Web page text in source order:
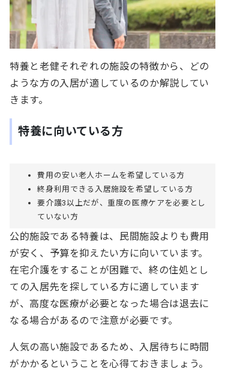
特養と老健それぞれの施設の特徴から、どの
ような方の入居が適しているのか解説してい
きます。
特養に向いている方
費用の安い老人ホームを希望している方
終身利用できる入居施設を希望している方
要介護3以上だが、重度の医療ケアを必要とし
ていない方
公的施設である特養は、民間施設よりも費用
が安く、予算を抑えたい方に向いています。
在宅介護をすることが困難で、終の住処とし
ての入居先を探している方に適しています
が、高度な医療が必要となった場合は退去に
なる場合があるので注意が必要です。
人気の高い施設であるため、入居待ちに時間
がかかるということを心得ておきましょう。